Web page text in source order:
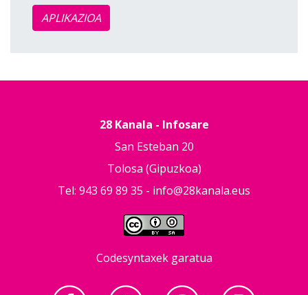
APLIKAZIOA
28 Kanala - Infosare
San Esteban 20
Tolosa (Gipuzkoa)
Tel: 943 69 89 35 - info@28kanala.eus
Codesyntaxek garatua